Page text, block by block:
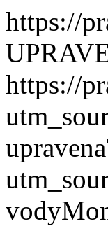
https://
https://
vody